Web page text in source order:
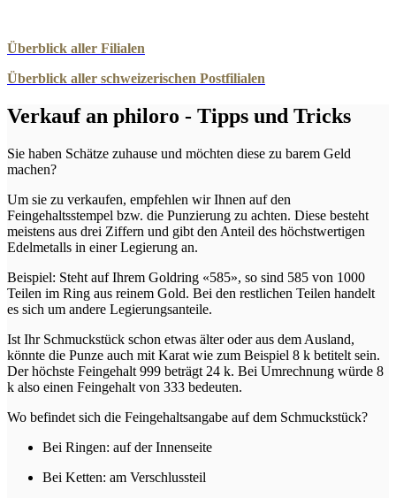
Überblick aller Filialen
Überblick aller schweizerischen Postfilialen
Verkauf an philoro - Tipps und Tricks
Sie haben Schätze zuhause und möchten diese zu barem Geld
machen?
Um sie zu verkaufen, empfehlen wir Ihnen auf den
Feingehaltsstempel bzw. die Punzierung zu achten. Diese besteht
meistens aus drei Ziffern und gibt den Anteil des höchstwertigen
Edelmetalls in einer Legierung an.
Beispiel: Steht auf Ihrem Goldring «585», so sind 585 von 1000
Teilen im Ring aus reinem Gold. Bei den restlichen Teilen handelt
es sich um andere Legierungsanteile.
Ist Ihr Schmuckstück schon etwas älter oder aus dem Ausland,
könnte die Punze auch mit Karat wie zum Beispiel 8 k betitelt sein.
Der höchste Feingehalt 999 beträgt 24 k. Bei Umrechnung würde 8
k also einen Feingehalt von 333 bedeuten.
Wo befindet sich die Feingehaltsangabe auf dem Schmuckstück?
Bei Ringen: auf der Innenseite
Bei Ketten: am Verschlussteil